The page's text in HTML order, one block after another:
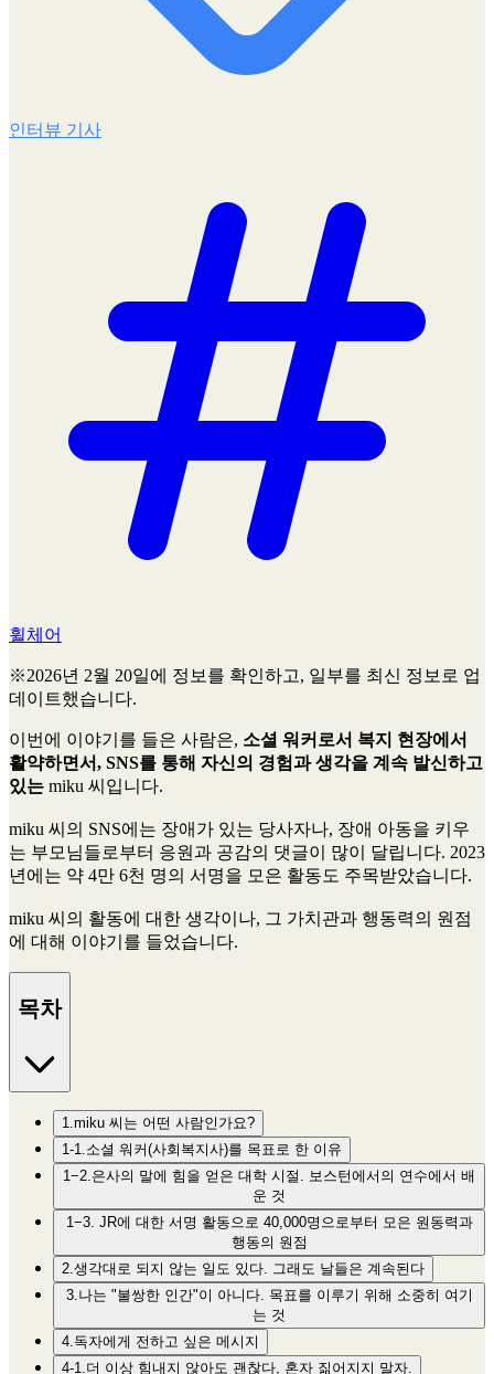
인터뷰 기사
휠체어
※2026년 2월 20일에 정보를 확인하고, 일부를 최신 정보로 업
데이트했습니다.
이번에 이야기를 들은 사람은, 소셜 워커로서 복지 현장에서
활약하면서, SNS를 통해 자신의 경험과 생각을 계속 발신하고
있는 miku 씨입니다.
miku 씨의 SNS에는 장애가 있는 당사자나, 장애 아동을 키우
는 부모님들로부터 응원과 공감의 댓글이 많이 달립니다. 2023
년에는 약 4만 6천 명의 서명을 모은 활동도 주목받았습니다.
miku 씨의 활동에 대한 생각이나, 그 가치관과 행동력의 원점
에 대해 이야기를 들었습니다.
목차
1.miku 씨는 어떤 사람인가요?
1-1.소셜 워커(사회복지사)를 목표로 한 이유
1−2.은사의 말에 힘을 얻은 대학 시절. 보스턴에서의 연수에서 배
운 것
1−3. JR에 대한 서명 활동으로 40,000명으로부터 모은 원동력과
행동의 원점
2.생각대로 되지 않는 일도 있다. 그래도 날들은 계속된다
3.나는 "불쌍한 인간"이 아니다. 목표를 이루기 위해 소중히 여기
는 것
4.독자에게 전하고 싶은 메시지
4-1.더 이상 힘내지 않아도 괜찮다, 혼자 짊어지지 말자.